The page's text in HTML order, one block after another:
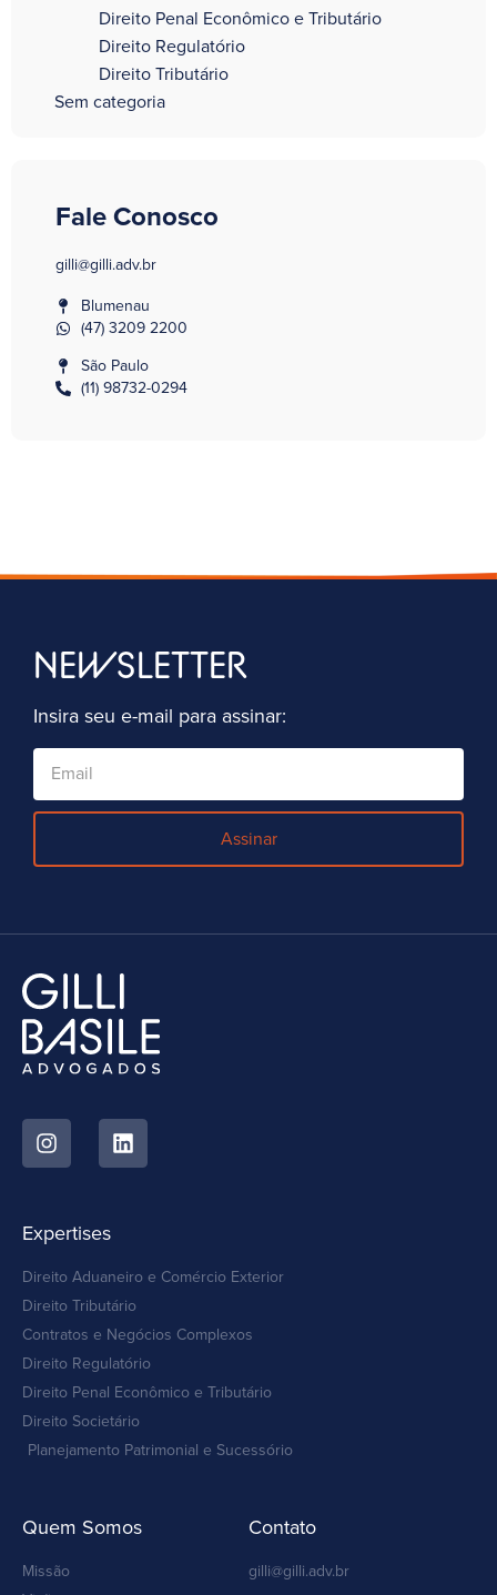
Direito Penal Econômico e Tributário
Direito Regulatório
Direito Tributário
Sem categoria
Fale Conosco
gilli@gilli.adv.br
Blumenau
(47) 3209 2200
São Paulo
(11) 98732-0294
NEWSLETTER
Insira seu e-mail para assinar:
Assinar
Expertises
Direito Aduaneiro e Comércio Exterior
Direito Tributário
Contratos e Negócios Complexos
Direito Regulatório
Direito Penal Econômico e Tributário
Direito Societário
Planejamento Patrimonial e Sucessório
Quem Somos
Missão
Contato
gilli@gilli.adv.br